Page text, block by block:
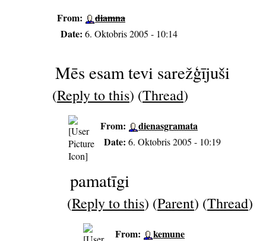
From:
diamna
Date: 6. Oktobris 2005 - 10:14
Mēs esam tevi sarežģījuši
(Reply to this) (Thread)
From:
dienasgramata
Date: 6. Oktobris 2005 - 10:19
pamatīgi
(Reply to this) (Parent) (Thread)
From:
kemune